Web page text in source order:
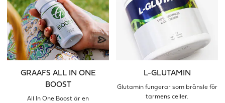
GRAAFS ALL IN ONE
BOOST
All In One Boost är en
L-GLUTAMIN
Glutamin fungerar som bränsle för
tarmens celler.